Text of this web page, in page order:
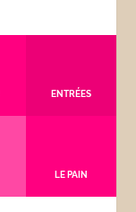
ENTRÉES
LE PAIN